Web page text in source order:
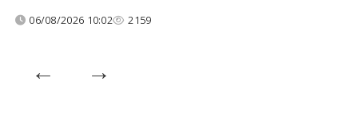
06/08/2026 10:02 2159